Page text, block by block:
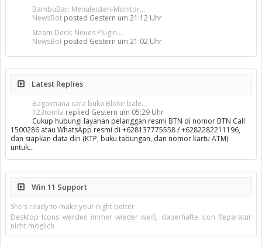
BambuBar: Menüleisten-Monitor...
NewsBot posted Gestern um 21:12 Uhr
Steam Deck: Neues Plugin...
NewsBot posted Gestern um 21:02 Uhr
Latest Replies
Bagaimana cara buka Blokir bale...
123tomla replied Gestern um 05:29 Uhr
Cukup hubungi layanan pelanggan resmi BTN di nomor BTN Call
1500286 atau WhatsApp resmi di +628137775558 / +6282282211196,
dan siapkan data diri (KTP, buku tabungan, dan nomor kartu ATM)
untuk…
Win 11 Support
She's ready to make your night better
Desktop Icons werden immer wieder weiß, dauerhafte Icon Reparatur
nicht möglich